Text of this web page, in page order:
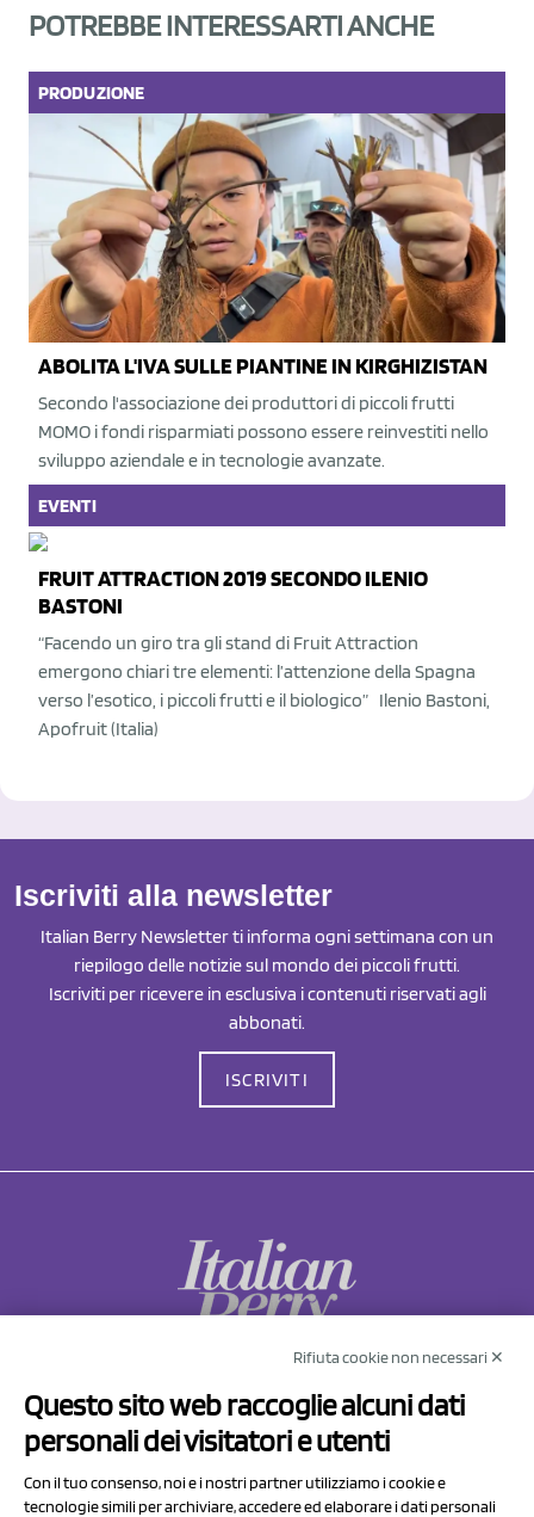
POTREBBE INTERESSARTI ANCHE
PRODUZIONE
ABOLITA L'IVA SULLE PIANTINE IN KIRGHIZISTAN
Secondo l'associazione dei produttori di piccoli frutti
MOMO i fondi risparmiati possono essere reinvestiti nello
sviluppo aziendale e in tecnologie avanzate.
EVENTI
FRUIT ATTRACTION 2019 SECONDO ILENIO
BASTONI
“Facendo un giro tra gli stand di Fruit Attraction
emergono chiari tre elementi: l’attenzione della Spagna
verso l’esotico, i piccoli frutti e il biologico” Ilenio Bastoni,
Apofruit (Italia)
Iscriviti alla newsletter
Italian Berry Newsletter ti informa ogni settimana con un
riepilogo delle notizie sul mondo dei piccoli frutti.
Iscriviti per ricevere in esclusiva i contenuti riservati agli
abbonati.
ISCRIVITI
Via Prov.le Sassuolo Vignola 315/1
41057 Spilamberto (MO)
Rifiuta cookie non necessari ✕
Questo sito web raccoglie alcuni dati
personali dei visitatori e utenti
Con il tuo consenso, noi e i nostri partner utilizziamo i cookie e
tecnologie simili per archiviare, accedere ed elaborare i dati personali